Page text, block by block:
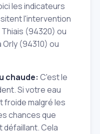
les indicateurs
l'intervention
(94320) ou
(94310) ou
chaude: C'est le
Si votre eau
malgré les
chances que
défaillant. Cela